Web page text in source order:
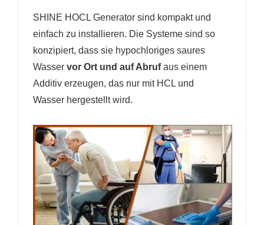
SHINE HOCL Generator sind kompakt und
einfach zu installieren. Die Systeme sind so
konzipiert, dass sie hypochloriges saures
Wasser vor Ort und auf Abrufaus einem
Additiv erzeugen, das nur mit HCL und
Wasser hergestellt wird.